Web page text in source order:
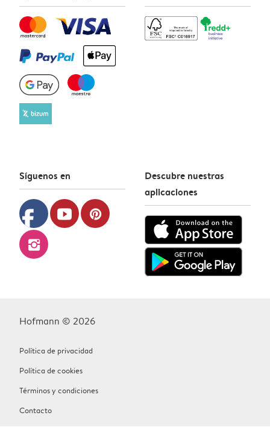
Síguenos en
facebook youtube pinterest
instagram
Descubre nuestras
aplicaciones
Hofmann © 2026
Política de privacidad
Política de cookies
Términos y condiciones
Contacto